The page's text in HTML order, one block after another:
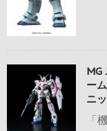
MG
ー
ニ
「